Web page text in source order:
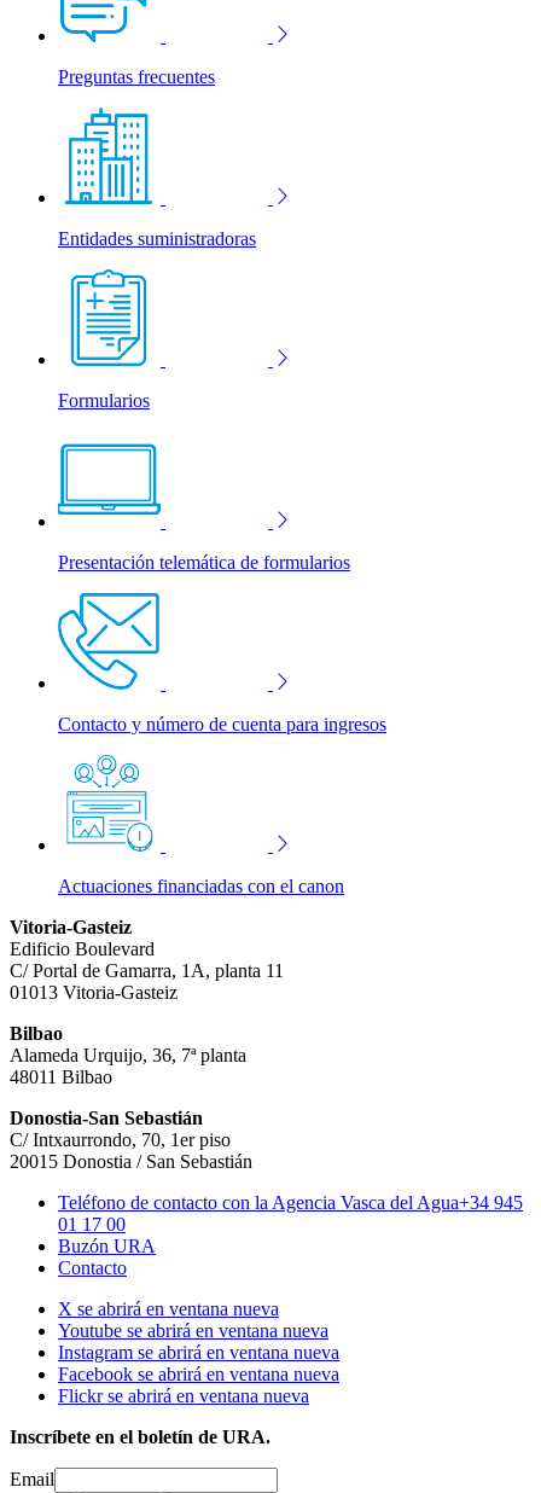
Preguntas frecuentes
Entidades suministradoras
Formularios
Presentación telemática de formularios
Contacto y número de cuenta para ingresos
Actuaciones financiadas con el canon
Vitoria-Gasteiz
Edificio Boulevard
C/ Portal de Gamarra, 1A, planta 11
01013 Vitoria-Gasteiz
Bilbao
Alameda Urquijo, 36, 7ª planta
48011 Bilbao
Donostia-San Sebastián
C/ Intxaurrondo, 70, 1er piso
20015 Donostia / San Sebastián
Teléfono de contacto con la Agencia Vasca del Agua+34 945
01 17 00
Buzón URA
Contacto
X se abrirá en ventana nueva
Youtube se abrirá en ventana nueva
Instagram se abrirá en ventana nueva
Facebook se abrirá en ventana nueva
Flickr se abrirá en ventana nueva
Inscríbete en el boletín de URA.
Email